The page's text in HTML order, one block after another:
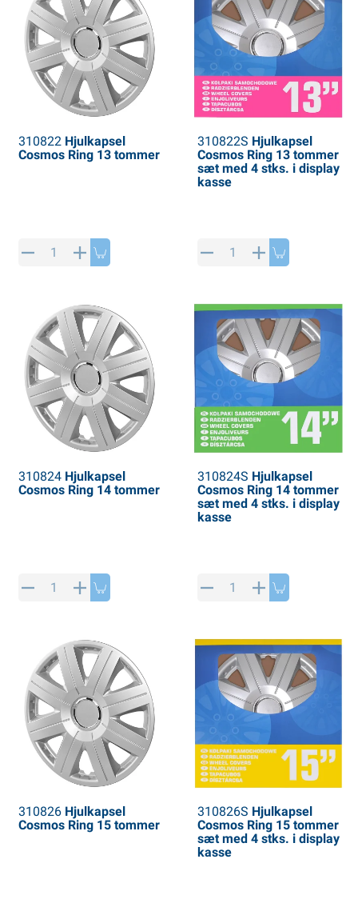
310822Hjulkapsel
Cosmos Ring 13 tommer
310822S Hjulkapsel
Cosmos Ring 13 tommer
sæt med 4 stks. i display
kasse
310824Hjulkapsel
Cosmos Ring 14 tommer
310824S Hjulkapsel
Cosmos Ring 14 tommer
sæt med 4 stks. i display
kasse
310826Hjulkapsel
Cosmos Ring 15 tommer
310826S Hjulkapsel
Cosmos Ring 15 tommer
sæt med 4 stks. i display
kasse